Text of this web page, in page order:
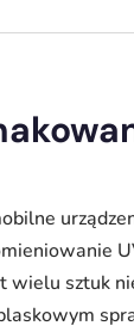
wielu sztuk